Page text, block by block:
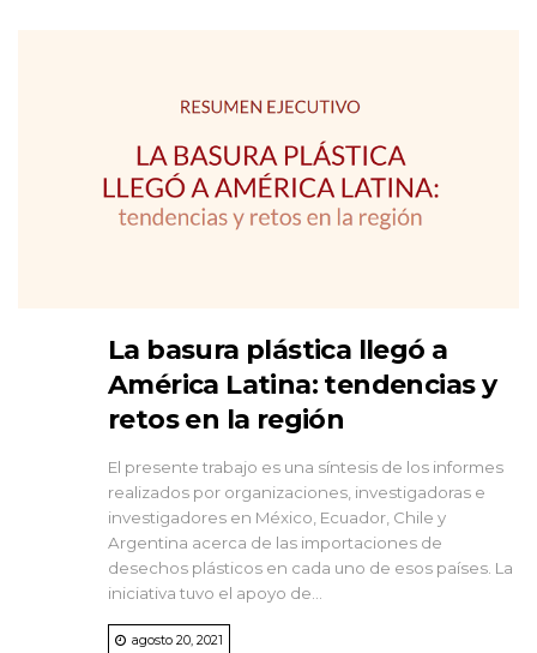
La basura plástica llegó a
América Latina: tendencias y
retos en la región
El presente trabajo es una síntesis de los informes
realizados por organizaciones, investigadoras e
investigadores en México, Ecuador, Chile y
Argentina acerca de las importaciones de
desechos plásticos en cada uno de esos países. La
iniciativa tuvo el apoyo de...
agosto 20, 2021